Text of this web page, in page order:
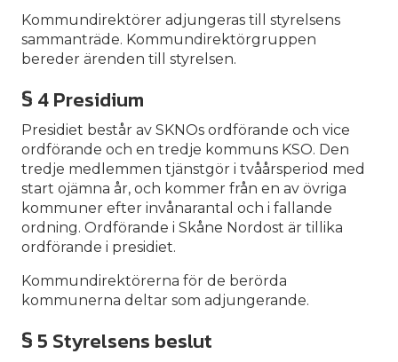
Kommundirektörer adjungeras till styrelsens
sammanträde. Kommundirektörgruppen
bereder ärenden till styrelsen.
§ 4 Presidium
Presidiet består av SKNOs ordförande och vice
ordförande och en tredje kommuns KSO. Den
tredje medlemmen tjänstgör i tvåårsperiod med
start ojämna år, och kommer från en av övriga
kommuner efter invånarantal och i fallande
ordning. Ordförande i Skåne Nordost är tillika
ordförande i presidiet.
Kommundirektörerna för de berörda
kommunerna deltar som adjungerande.
§ 5 Styrelsens beslut